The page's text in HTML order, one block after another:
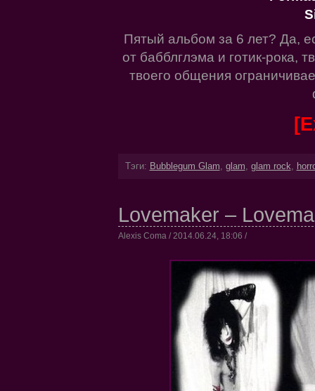
Пятый альбом за 6 лет? Да,
от бабблглэма и готик-рока,
твоего общения
Тэги: Bubblegum Glam, glam, glam rock,
Lovemaker –
Alexis Coma / 2014.06.24, 18:06 /